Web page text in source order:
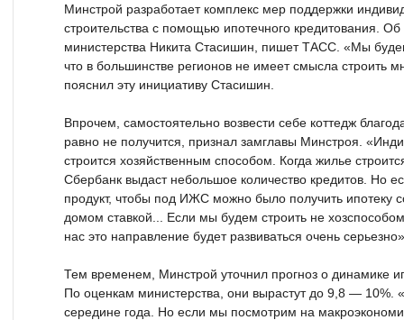
Минстрой разработает комплекс мер поддержки
строительства с помощью ипотечного кредитования.
министерства Никита Стасишин, пишет ТАСС. «Мы
что в большинстве регионов не имеет смысла строить
пояснил эту инициативу Стасишин.
Впрочем, самостоятельно возвести себе коттедж
равно не получится, признал замглавы Минстроя.
строится хозяйственным способом. Когда жилье
Сбербанк выдаст небольшое количество кредитов. Но
продукт, чтобы под ИЖС можно было получить ипотеку
домом ставкой... Если мы будем строить не
нас это направление будет развиваться очень
Тем временем, Минстрой уточнил прогноз о динамике
По оценкам министерства, они вырастут до 9,8 — 10%.
середине года. Но если мы посмотрим на